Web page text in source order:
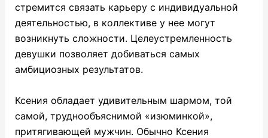
стремится связать карьеру с индивидуальной
деятельностью, в коллективе у нее могут
возникнуть сложности. Целеустремленность
девушки позволяет добиваться самых
амбициозных результатов.
Ксения обладает удивительным шармом, той
самой, труднообъяснимой «изюминкой»,
притягивающей мужчин. Обычно Ксения